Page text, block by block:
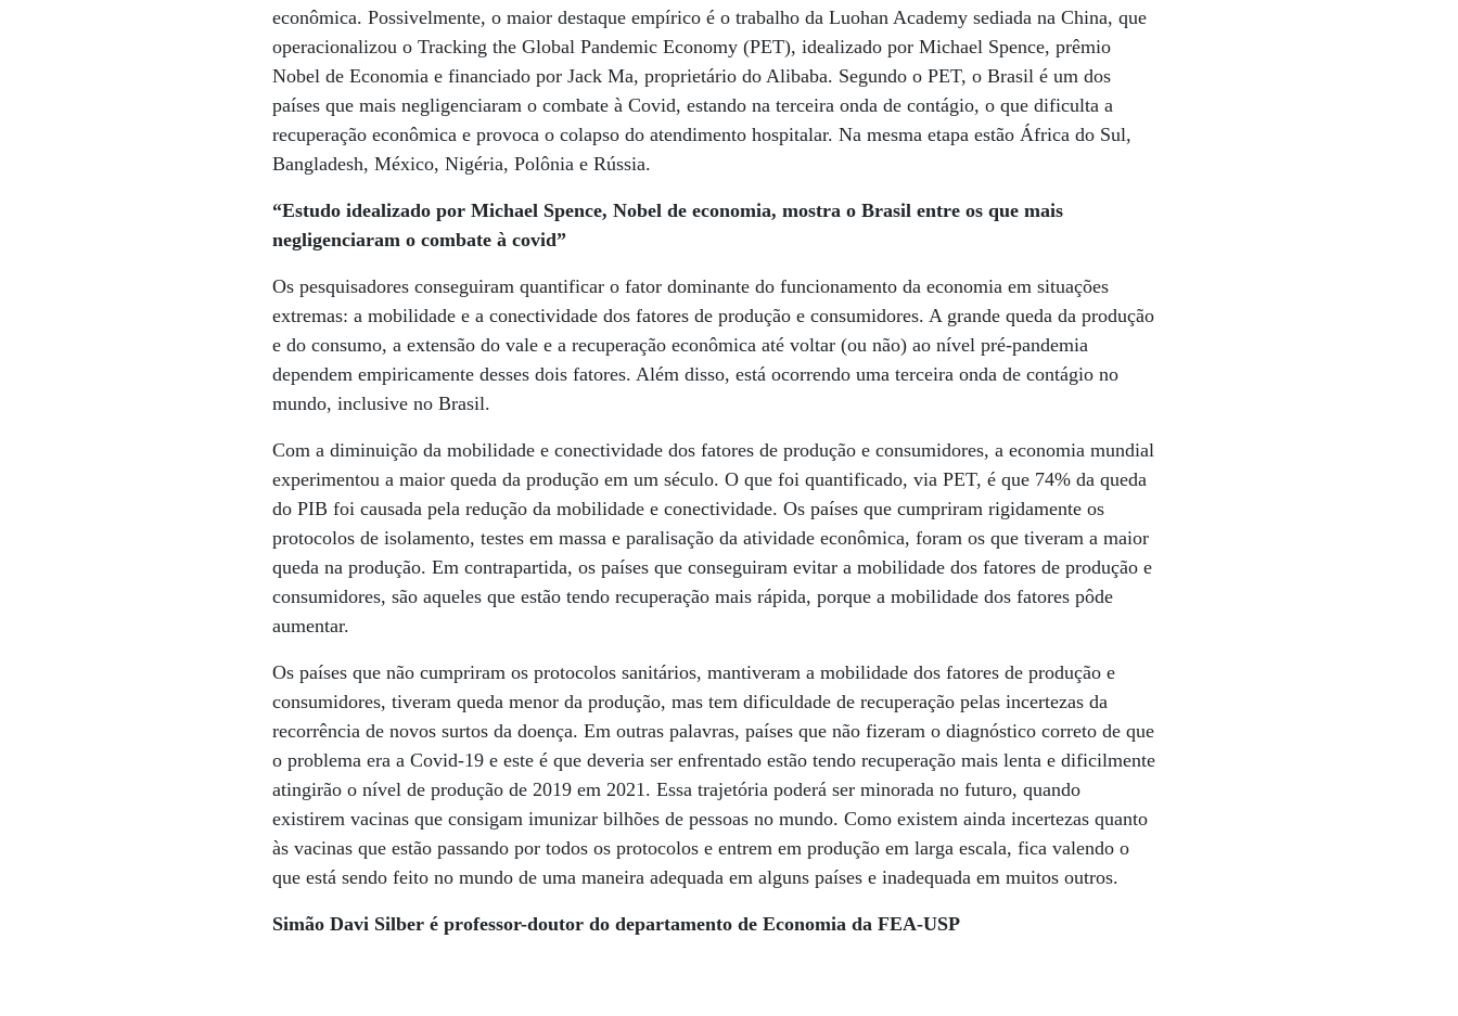
econômica. Possivelmente, o maior destaque empírico é o trabalho da Luohan Academy sediada na China, que
operacionalizou o Tracking the Global Pandemic Economy (PET), idealizado por Michael Spence, prêmio
Nobel de Economia e financiado por Jack Ma, proprietário do Alibaba. Segundo o PET, o Brasil é um dos
países que mais negligenciaram o combate à Covid, estando na terceira onda de contágio, o que dificulta a
recuperação econômica e provoca o colapso do atendimento hospitalar. Na mesma etapa estão África do Sul,
Bangladesh, México, Nigéria, Polônia e Rússia.
“Estudo idealizado por Michael Spence, Nobel de economia, mostra o Brasil entre os que mais
negligenciaram o combate à covid”
Os pesquisadores conseguiram quantificar o fator dominante do funcionamento da economia em situações
extremas: a mobilidade e a conectividade dos fatores de produção e consumidores. A grande queda da produção
e do consumo, a extensão do vale e a recuperação econômica até voltar (ou não) ao nível pré-pandemia
dependem empiricamente desses dois fatores. Além disso, está ocorrendo uma terceira onda de contágio no
mundo, inclusive no Brasil.
Com a diminuição da mobilidade e conectividade dos fatores de produção e consumidores, a economia mundial
experimentou a maior queda da produção em um século. O que foi quantificado, via PET, é que 74% da queda
do PIB foi causada pela redução da mobilidade e conectividade. Os países que cumpriram rigidamente os
protocolos de isolamento, testes em massa e paralisação da atividade econômica, foram os que tiveram a maior
queda na produção. Em contrapartida, os países que conseguiram evitar a mobilidade dos fatores de produção e
consumidores, são aqueles que estão tendo recuperação mais rápida, porque a mobilidade dos fatores pôde
aumentar.
Os países que não cumpriram os protocolos sanitários, mantiveram a mobilidade dos fatores de produção e
consumidores, tiveram queda menor da produção, mas tem dificuldade de recuperação pelas incertezas da
recorrência de novos surtos da doença. Em outras palavras, países que não fizeram o diagnóstico correto de que
o problema era a Covid-19 e este é que deveria ser enfrentado estão tendo recuperação mais lenta e dificilmente
atingirão o nível de produção de 2019 em 2021. Essa trajetória poderá ser minorada no futuro, quando
existirem vacinas que consigam imunizar bilhões de pessoas no mundo. Como existem ainda incertezas quanto
às vacinas que estão passando por todos os protocolos e entrem em produção em larga escala, fica valendo o
que está sendo feito no mundo de uma maneira adequada em alguns países e inadequada em muitos outros.
Simão Davi Silber é professor-doutor do departamento de Economia da FEA-USP